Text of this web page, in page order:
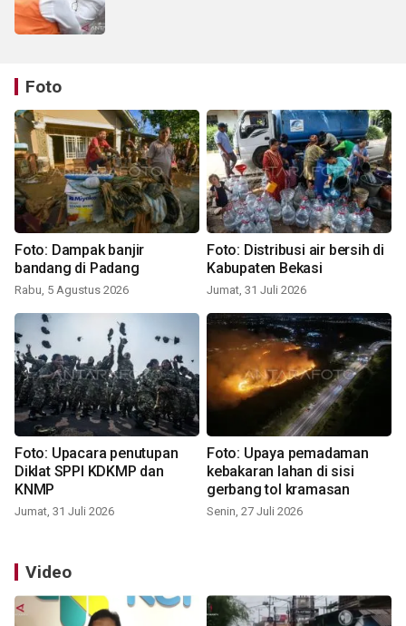
Foto
Foto: Dampak banjir
bandang di Padang
Rabu, 5 Agustus 2026
Foto: Distribusi air bersih di
Kabupaten Bekasi
Jumat, 31 Juli 2026
Foto: Upacara penutupan
Diklat SPPI KDKMP dan
KNMP
Jumat, 31 Juli 2026
Foto: Upaya pemadaman
kebakaran lahan di sisi
gerbang tol kramasan
Senin, 27 Juli 2026
Video